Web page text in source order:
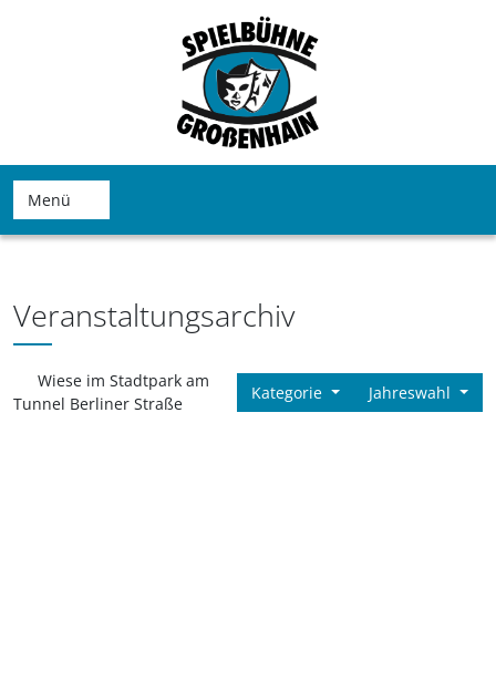
Menü
Veranstaltungsarchiv
Wiese im Stadtpark am
Tunnel Berliner Straße
Kategorie Jahreswahl